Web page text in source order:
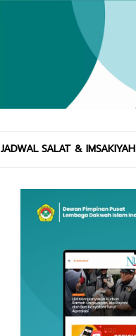
JADWAL SALAT & IMSAKIYAH